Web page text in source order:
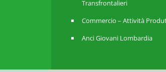
Transfrontalieri
Commercio – Attività
Anci Giovani Lombardia